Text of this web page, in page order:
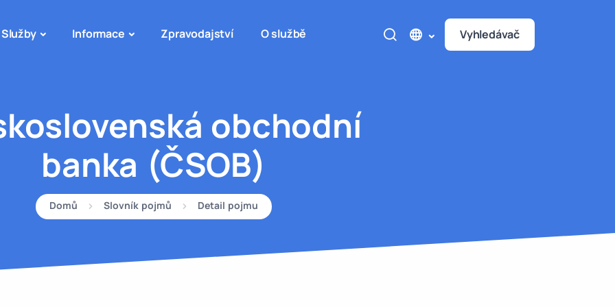
Služby Informace Zpravodajství O službě Vyhledávač
obchodní
banka (ČSOB)
Domů Slovník pojmů Detail pojmu